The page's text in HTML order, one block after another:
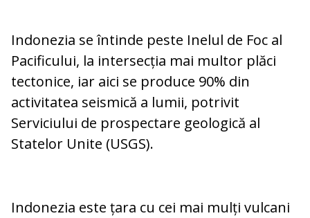
Indonezia se întinde peste Inelul de Foc al
Pacificului, la intersecția mai multor plăci
tectonice, iar aici se produce 90% din
activitatea seismică a lumii, potrivit
Serviciului de prospectare geologică al
Statelor Unite (USGS).
Indonezia este țara cu cei mai mulți vulcani